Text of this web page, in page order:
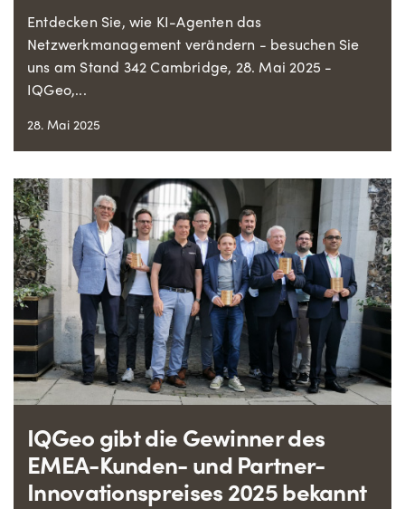
Entdecken Sie, wie KI-Agenten das
Netzwerkmanagement verändern - besuchen Sie
uns am Stand 342 Cambridge, 28. Mai 2025 -
IQGeo,...
28. Mai 2025
IQGeo gibt die Gewinner des
EMEA-Kunden- und Partner-
Innovationspreises 2025 bekannt